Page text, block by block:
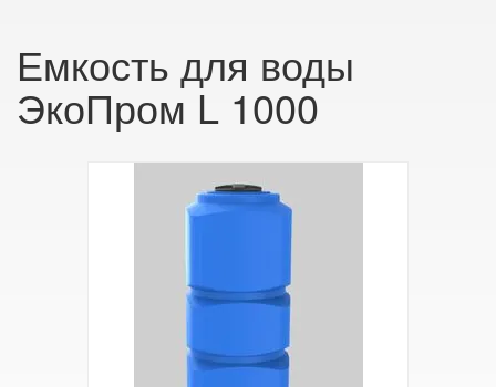
Емкость для воды
ЭкоПром L 1000